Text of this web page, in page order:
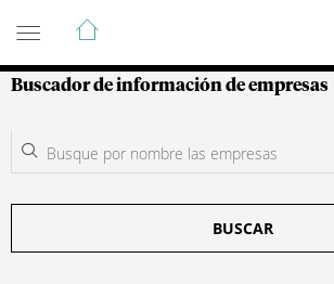
Guía de Empresas
Buscador de información de empresas
BUSCAR